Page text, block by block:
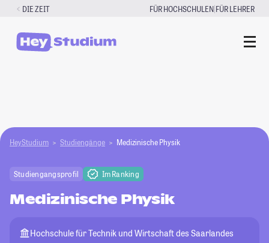
Zum
springen
DIE ZEIT FÜR HOCHSCHULEN|FÜR LEHRER
HeyStudium Studiengänge Medizinische Physik
Studiengangsprofil Im Ranking
Medizinische Physik
Hochschule für Technik und Wirtschaft des Saarlandes